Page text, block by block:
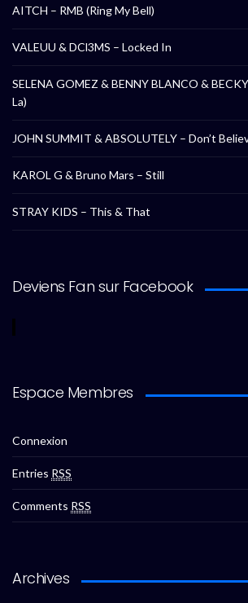
AITCH – RMB (Ring My Bell)
VALEUU & DCl3MS – Locked In
SELENA GOMEZ & BENNY BLANCO &
La)
JOHN SUMMIT & ABSOLUTELY – Don’t
KAROL G & Bruno Mars – Still
STRAY KIDS – This & That
Deviens Fan sur Facebook
Espace Membres
Connexion
Entries RSS
Comments RSS
Archives